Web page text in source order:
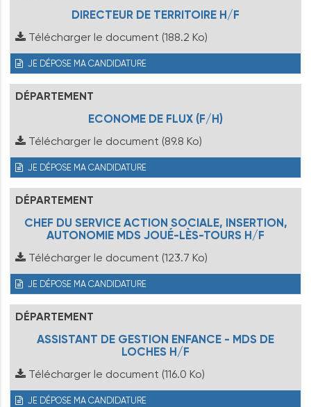
DIRECTEUR DE TERRITOIRE H/F
Télécharger le document (188.2 Ko)
JE DÉPOSE MA CANDIDATURE
DÉPARTEMENT
ECONOME DE FLUX (F/H)
Télécharger le document (89.8 Ko)
JE DÉPOSE MA CANDIDATURE
DÉPARTEMENT
CHEF DU SERVICE ACTION SOCIALE, INSERTION,
AUTONOMIE MDS JOUÉ-LÈS-TOURS H/F
Télécharger le document (123.7 Ko)
JE DÉPOSE MA CANDIDATURE
DÉPARTEMENT
ASSISTANT DE GESTION ENFANCE - MDS DE
LOCHES H/F
Télécharger le document (116.0 Ko)
JE DÉPOSE MA CANDIDATURE